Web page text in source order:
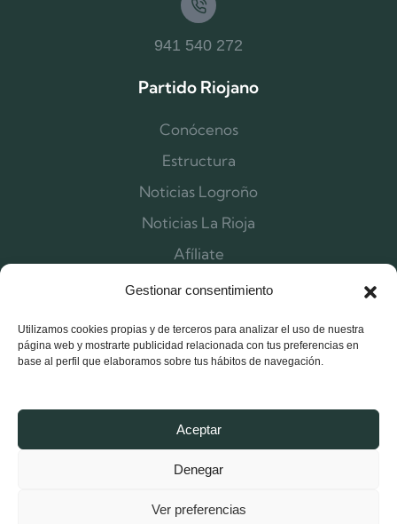
Gestionar consentimiento
Utilizamos cookies propias y de terceros para analizar el uso de nuestra
página web y mostrarte publicidad relacionada con tus preferencias en
base al perfil que elaboramos sobre tus hábitos de navegación.
Aceptar
Denegar
Ver preferencias
941 540 272
Partido Riojano
Conócenos
Estructura
Noticias Logroño
Noticias La Rioja
Afíliate
Contacta